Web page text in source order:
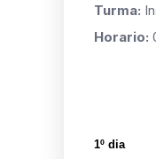
Turma:
Horario:
1º dia